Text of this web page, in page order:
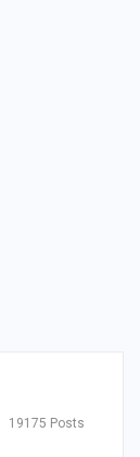
19175 Posts